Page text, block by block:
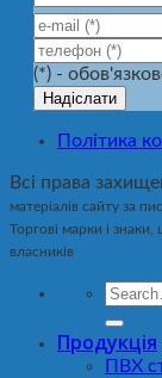
(*) -
Політика
Всі права
матеріалів сайту за
Торгові марки і знаки,
власників
Продукція
ПВХ